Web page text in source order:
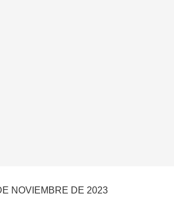
NOVIEMBRE DE 2023